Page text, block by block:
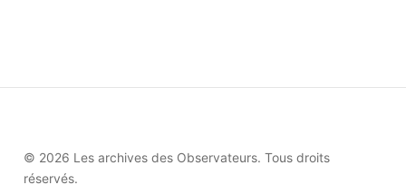
© 2026 Les archives des Observateurs. Tous droits
réservés.